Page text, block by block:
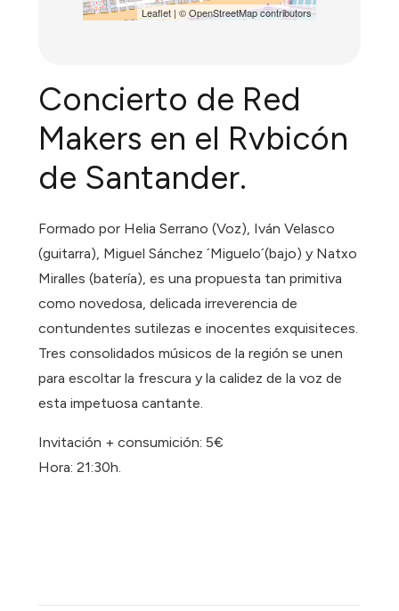
Leaflet| ©OpenStreetMapcontributors
Concierto de Red
Makers en el Rvbicón
de Santander.
Formado por Helia Serrano (Voz), Iván Velasco
(guitarra), Miguel Sánchez ´Miguelo´(bajo) y Natxo
Miralles (batería), es una propuesta tan primitiva
como novedosa, delicada irreverencia de
contundentes sutilezas e inocentes exquisiteces.
Tres consolidados músicos de la región se unen
para escoltar la frescura y la calidez de la voz de
esta impetuosa cantante.
Invitación + consumición: 5€
Hora: 21:30h.